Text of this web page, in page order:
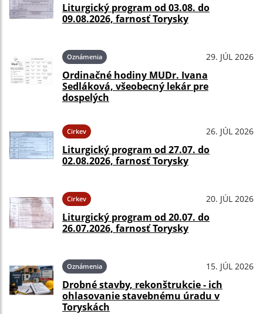
Liturgický program od 03.08. do
09.08.2026, farnosť Torysky
Oznámenia 29. JÚL 2026
Ordinačné hodiny MUDr. Ivana
Sedláková, všeobecný lekár pre
dospelých
Cirkev 26. JÚL 2026
Liturgický program od 27.07. do
02.08.2026, farnosť Torysky
Cirkev 20. JÚL 2026
Liturgický program od 20.07. do
26.07.2026, farnosť Torysky
Oznámenia 15. JÚL 2026
Drobné stavby, rekonštrukcie - ich
ohlasovanie stavebnému úradu v
Toryskách